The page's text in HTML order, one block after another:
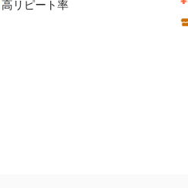
高リピート率